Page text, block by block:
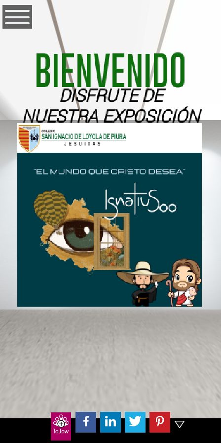
DISFRUTE DE
NUESTRA EXPOSICIÓN
DE ARTE GLOBAL
VIRTUAL "EL MUNDO
QUE CRISTO DESEA"
BIENVENIDO